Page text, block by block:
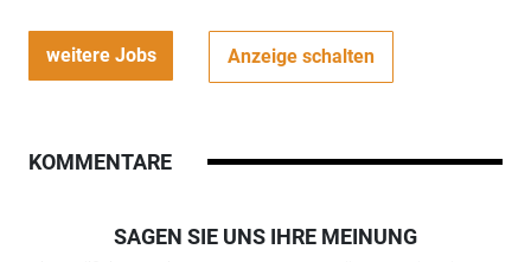
weitere Jobs Anzeige schalten
KOMMENTARE
SAGEN SIE UNS IHRE MEINUNG